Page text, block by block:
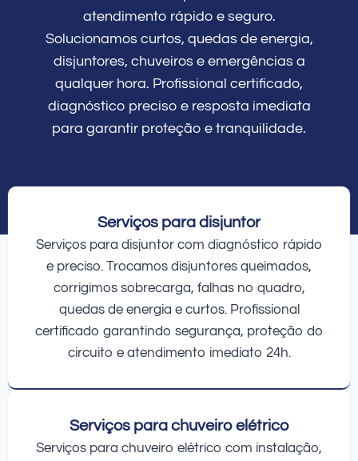
atendimento rápido e seguro.
Solucionamos curtos, quedas de energia,
disjuntores, chuveiros e emergências a
qualquer hora. Profissional certificado,
diagnóstico preciso e resposta imediata
para garantir proteção e tranquilidade.
Serviços para disjuntor
Serviços para disjuntor com diagnóstico rápido
e preciso. Trocamos disjuntores queimados,
corrigimos sobrecarga, falhas no quadro,
quedas de energia e curtos. Profissional
certificado garantindo segurança, proteção do
circuito e atendimento imediato 24h.
Serviços para chuveiro elétrico
Serviços para chuveiro elétrico com instalação,